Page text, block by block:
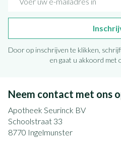
Door op inschrijven te klikken,
en gaat u akkoord met
Neem contact met ons
Apotheek Seurinck BV
Schoolstraat 33
8770 Ingelmunster